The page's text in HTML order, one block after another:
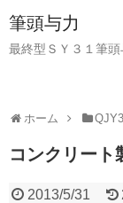
筆頭与力
最終型ＳＹ３１筆
ホーム
コンクリート
2013/5/31